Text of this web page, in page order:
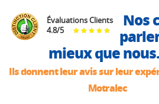
Évaluations Clients
4.8/5
Nos
mieux que
Ils donnent leur avis sur leur
Motralec